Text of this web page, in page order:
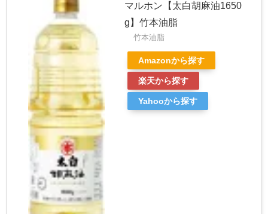
g】竹本油脂
竹本油脂
楽天から探す
Yahooから探す